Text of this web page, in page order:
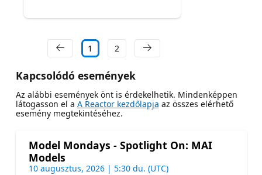
1 2
Kapcsolódó események
Az alábbi események önt is érdekelhetik. Mindenképpen
látogasson el a A Reactor kezdőlapja az összes elérhető
esemény megtekintéséhez.
Model Mondays - Spotlight On: MAI
Models
10 augusztus, 2026 | 5:30 du. (UTC)